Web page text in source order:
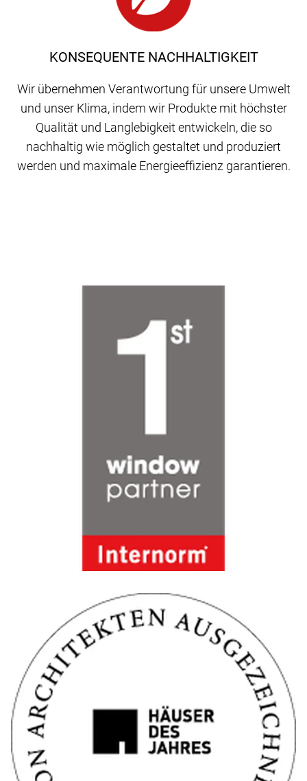
KONSEQUENTE NACHHALTIGKEIT
Wir übernehmen Verantwortung für unsere Umwelt
und unser Klima, indem wir Produkte mit höchster
Qualität und Langlebigkeit entwickeln, die so
nachhaltig wie möglich gestaltet und produziert
werden und maximale Energieeffizienz garantieren.